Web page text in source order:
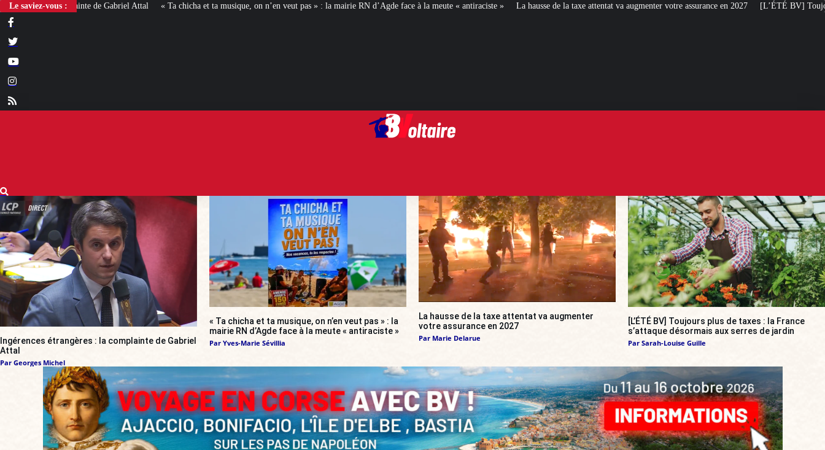
Le saviez-vous :« Ta chicha et ta musique, on n’en veut pas » : la mairie RN d’Agde face à la meute « antiraciste » La hausse de la taxe attentat va augmenter votre assurance en 2027 [L’ÉTÉ BV] Toujours plus de taxes : la
Ingérences étrangères : la complainte de Gabriel
Attal
Par Georges Michel
« Ta chicha et ta musique, on n’en veut pas » : la
mairie RN d’Agde face à la meute « antiraciste »
Par Yves-Marie Sévillia
La hausse de la taxe attentat va augmenter
votre assurance en 2027
Par Marie Delarue
[L’ÉTÉ BV] Toujours plus de taxes : la France
s’attaque désormais aux serres de jardin
Par Sarah-Louise Guille